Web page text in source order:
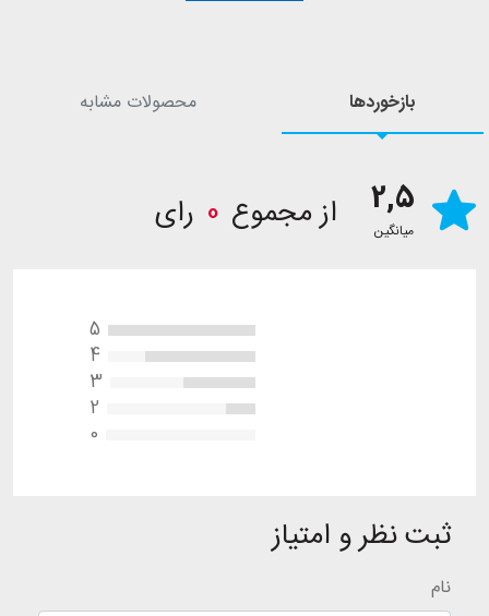
بازخوردها محصولات مشابه
2,5
میانگین از مجموع 0 رای
5
4
3
2
0
ثبت نظر و امتیاز
نام